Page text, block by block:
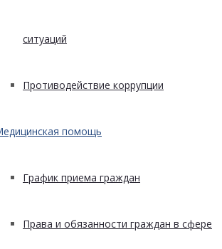
ситуаций
Противодействие коррупции
помощь
График приема граждан
Права и обязанности граждан в сфере